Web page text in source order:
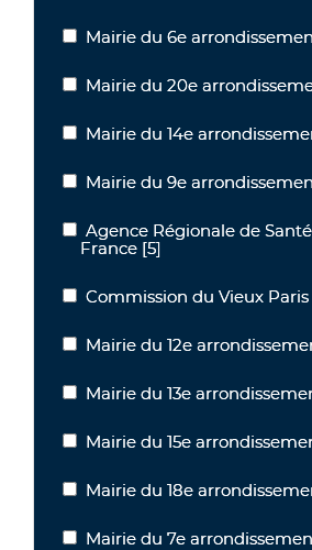
Mairie du 6e arrondissement
Mairie du 6e
Mairie du 20e arrondissement
Mairie du 20e
Mairie du 14e arrondissement
Mairie du 14e
Mairie du 9e arrondissement
Mairie du 9e
Agence Régionale de Santé Hauts-
Agence Régionale de
France [5]
Commission du Vieux Paris
Commission du Vieux Paris
Mairie du 12e arrondissement
Mairie du 12e
Mairie du 13e arrondissement
Mairie du 13e
Mairie du 15e arrondissement
Mairie du 15e
Mairie du 18e arrondissement
Mairie du 18e
Mairie du 7e arrondissement
Mairie du 7e